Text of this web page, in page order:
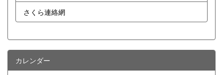
さくら連絡網
カレンダー